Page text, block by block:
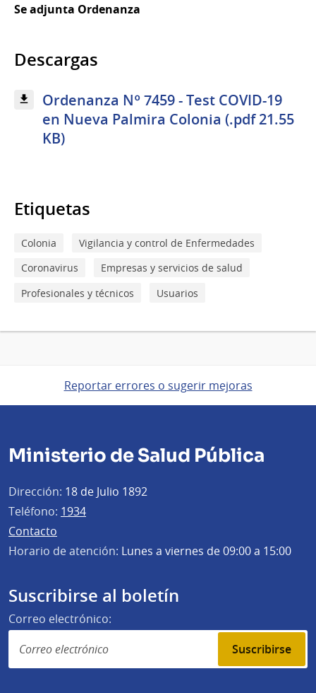
Se adjunta Ordenanza
Descargas
Ordenanza Nº 7459 - Test COVID-19
en Nueva Palmira Colonia (.pdf 21.55
KB)
Etiquetas
Colonia
Vigilancia y control de Enfermedades
Coronavirus
Empresas y servicios de salud
Profesionales y técnicos
Usuarios
Reportar errores o sugerir mejoras
Ministerio de Salud Pública
Dirección: 18 de Julio 1892
Teléfono: 1934
Contacto
Horario de atención: Lunes a viernes de 09:00 a 15:00
Suscribirse al boletín
Correo electrónico:
Suscribirse